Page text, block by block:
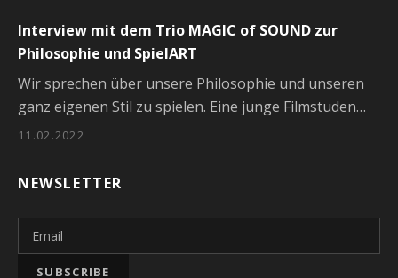
Interview mit dem Trio MAGIC of SOUND zur
Philosophie und SpielART
11.02.2022
Wir sprechen über unsere Philosophie und unseren
ganz eigenen Stil zu spielen. Eine junge Filmstuden…
NEWSLETTER